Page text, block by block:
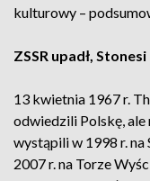
kulturowy –
ZSSR upadł,
13 kwietnia 1967 r.
odwiedzili Polskę, ale
wystąpili w 1998 r. na
2007 r. na Torze